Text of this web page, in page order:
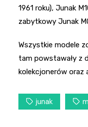
1961 roku), Junak
zabytkowy Junak
Wszystkie modele
tam powstawały z
kolekcjonerów
junak